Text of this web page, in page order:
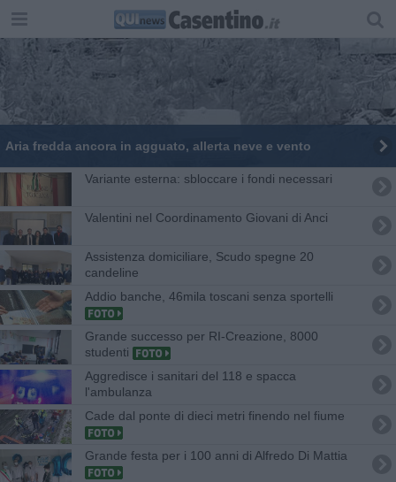
Aria fredda ancora in agguato, allerta neve e vento
Variante esterna: sbloccare i fondi necessari
Valentini nel Coordinamento Giovani di Anci
​Assistenza domiciliare, Scudo spegne 20
candeline
Addio banche, 46mila toscani senza sportelli
Grande successo per RI-Creazione, 8000
studenti
Aggredisce i sanitari del 118 e spacca
l'ambulanza
Cade dal ponte di dieci metri finendo nel fiume
Grande festa per i 100 anni di Alfredo Di Mattia